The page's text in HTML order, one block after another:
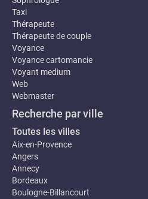
Taxi
Thérapeute
Thérapeute de couple
Voyance
Voyance cartomancie
Voyant medium
Web
Webmaster
Recherche par ville
Toutes les villes
Aix-en-Provence
Angers
Annecy
Bordeaux
Boulogne-Billancourt